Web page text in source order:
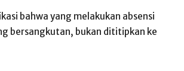
bahwa yang melakukan absensi
bersangkutan, bukan dititipkan ke